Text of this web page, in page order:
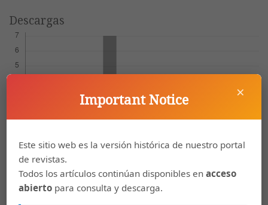
Descargas
Artículos más leídos del mismo autor/a
×
Important Notice
Este sitio web es la versión histórica de nuestro portal
de revistas.
Todos los artículos continúan disponibles enacceso
abierto para consulta y descarga.